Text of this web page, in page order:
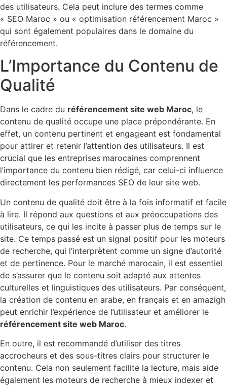
des utilisateurs. Cela peut inclure des termes comme
« SEO Maroc » ou « optimisation référencement Maroc »
qui sont également populaires dans le domaine du
référencement.
L’Importance du Contenu de
Qualité
Dans le cadre du référencement site web Maroc, le
contenu de qualité occupe une place prépondérante. En
effet, un contenu pertinent et engageant est fondamental
pour attirer et retenir l’attention des utilisateurs. Il est
crucial que les entreprises marocaines comprennent
l’importance du contenu bien rédigé, car celui-ci influence
directement les performances SEO de leur site web.
Un contenu de qualité doit être à la fois informatif et facile
à lire. Il répond aux questions et aux préoccupations des
utilisateurs, ce qui les incite à passer plus de temps sur le
site. Ce temps passé est un signal positif pour les moteurs
de recherche, qui l’interprètent comme un signe d’autorité
et de pertinence. Pour le marché marocain, il est essentiel
de s’assurer que le contenu soit adapté aux attentes
culturelles et linguistiques des utilisateurs. Par conséquent,
la création de contenu en arabe, en français et en amazigh
peut enrichir l’expérience de l’utilisateur et améliorer le
référencement site web Maroc.
En outre, il est recommandé d’utiliser des titres
accrocheurs et des sous-titres clairs pour structurer le
contenu. Cela non seulement facilite la lecture, mais aide
également les moteurs de recherche à mieux indexer et